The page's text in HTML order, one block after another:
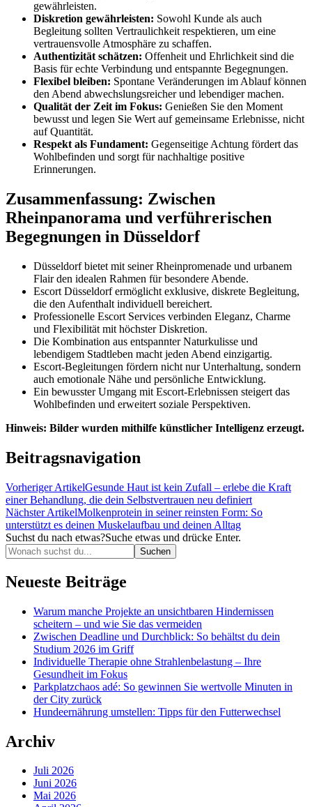
gewährleisten.
Diskretion gewährleisten: Sowohl Kunde als auch
Begleitung sollten Vertraulichkeit respektieren, um eine
vertrauensvolle Atmosphäre zu schaffen.
Authentizität schätzen: Offenheit und Ehrlichkeit sind die
Basis für echte Verbindung und entspannte Begegnungen.
Flexibel bleiben: Spontane Veränderungen im Ablauf können
den Abend abwechslungsreicher und lebendiger machen.
Qualität der Zeit im Fokus: Genießen Sie den Moment
bewusst und legen Sie Wert auf gemeinsame Erlebnisse, nicht
auf Quantität.
Respekt als Fundament: Gegenseitige Achtung fördert das
Wohlbefinden und sorgt für nachhaltige positive
Erinnerungen.
Zusammenfassung: Zwischen
Rheinpanorama und verführerischen
Begegnungen in Düsseldorf
Düsseldorf bietet mit seiner Rheinpromenade und urbanem
Flair den idealen Rahmen für besondere Abende.
Escort Düsseldorf ermöglicht exklusive, diskrete Begleitung,
die den Aufenthalt individuell bereichert.
Professionelle Escort Services verbinden Eleganz, Charme
und Flexibilität mit höchster Diskretion.
Die Kombination aus entspannter Naturkulisse und
lebendigem Stadtleben macht jeden Abend einzigartig.
Escort-Begleitungen fördern nicht nur Unterhaltung, sondern
auch emotionale Nähe und persönliche Entwicklung.
Ein bewusster Umgang mit Escort-Erlebnissen steigert das
Wohlbefinden und erweitert soziale Perspektiven.
Hinweis: Bilder wurden mithilfe künstlicher Intelligenz erzeugt.
Beitragsnavigation
Vorheriger ArtikelGesunde Haut ist kein Zufall – erlebe die Kraft
einer Behandlung, die dein Selbstvertrauen neu definiert
Nächster ArtikelMolkenprotein in seiner reinsten Form: So
unterstützt es deinen Muskelaufbau und deinen Alltag
Suchst du nach etwas?Suche etwas und drücke Enter.
Neueste Beiträge
Warum manche Projekte an unsichtbaren Hindernissen
scheitern – und wie Sie das vermeiden
Zwischen Deadline und Durchblick: So behältst du dein
Studium 2026 im Griff
Individuelle Therapie ohne Strahlenbelastung – Ihre
Gesundheit im Fokus
Parkplatzchaos adé: So gewinnen Sie wertvolle Minuten in
der City zurück
Hundeernährung umstellen: Tipps für den Futterwechsel
Archiv
Juli 2026
Juni 2026
Mai 2026